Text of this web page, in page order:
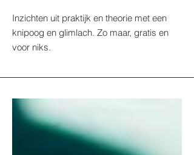
Inzichten uit praktijk en theorie met een
knipoog en glimlach. Zo maar, gratis en
voor niks.